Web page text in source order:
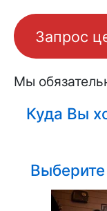
Запрос
Мы
Куда Вы